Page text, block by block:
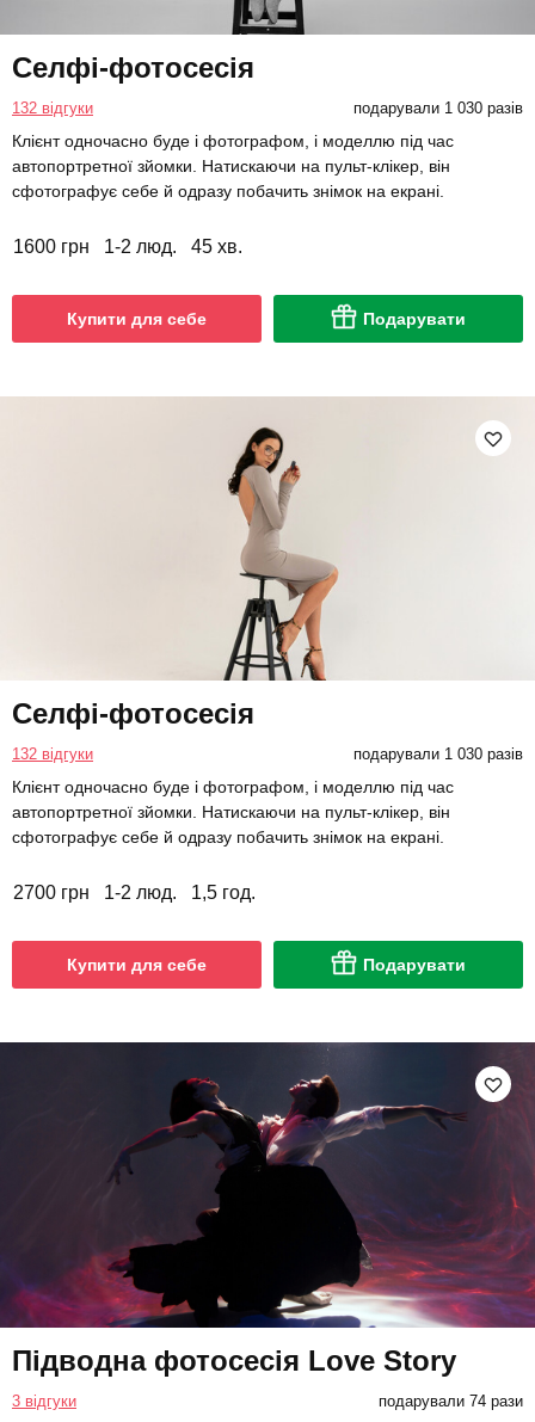
Селфі-фотосесія
132 відгуки подарували 1 030 разів
Клієнт одночасно буде і фотографом, і моделлю під час
автопортретної зйомки. Натискаючи на пульт-клікер, він
сфотографує себе й одразу побачить знімок на екрані.
1600 грн 1-2 люд. 45 хв.
Купити для себе Подарувати
Селфі-фотосесія
132 відгуки подарували 1 030 разів
Клієнт одночасно буде і фотографом, і моделлю під час
автопортретної зйомки. Натискаючи на пульт-клікер, він
сфотографує себе й одразу побачить знімок на екрані.
2700 грн 1-2 люд. 1,5 год.
Купити для себе Подарувати
Підводна фотосесія Love Story
3 відгуки подарували 74 рази